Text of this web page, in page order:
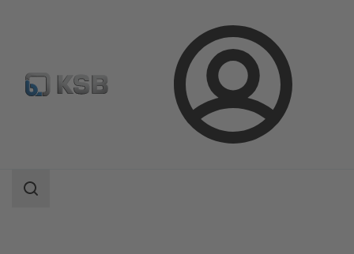
Logg
inn
Etanorm/Etanorm MyFlow/Etanorm Pro
Søkeområde